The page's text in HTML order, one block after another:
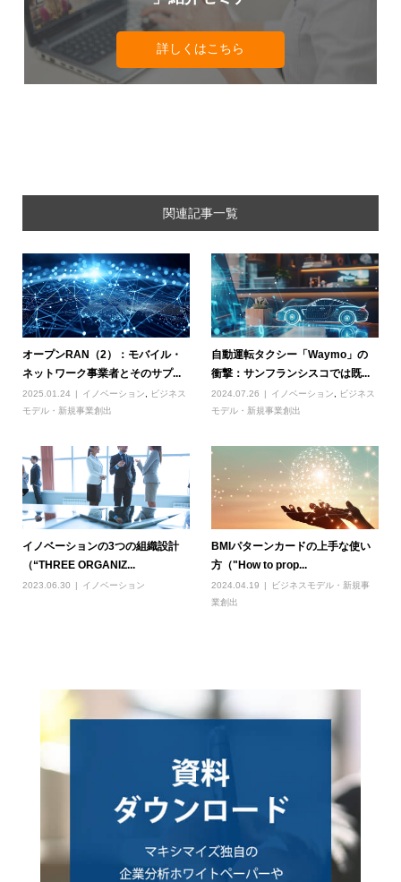
詳しくはこちら
関連記事一覧
オープンRAN（2）：モバイル・
ネットワーク事業者とそのサプ...
2025.01.24 イノベーション
ビジネス
モデル・新規事業創出
自動運転タクシー「Waymo」の
衝撃：サンフランシスコでは既...
2024.07.26 イノベーション
ビジネス
モデル・新規事業創出
イノベーションの3つの組織設計
（“THREE ORGANIZ...
2023.06.30 イノベーション
BMIパターンカードの上手な使い
方（"How to prop...
2024.04.19
ビジネスモデル・新規事
業創出